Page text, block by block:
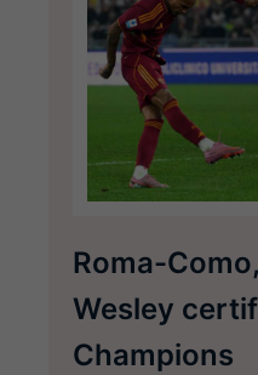
Roma-
Wesley
Champions